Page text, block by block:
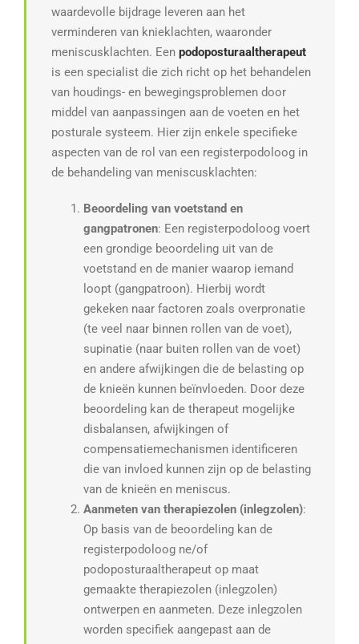
waardevolle bijdrage leveren aan het
verminderen van knieklachten, waaronder
meniscusklachten. Een podoposturaaltherapeut
is een specialist die zich richt op het behandelen
van houdings- en bewegingsproblemen door
middel van aanpassingen aan de voeten en het
posturale systeem. Hier zijn enkele specifieke
aspecten van de rol van een registerpodoloog in
de behandeling van meniscusklachten:
Beoordeling van voetstand en
gangpatronen: Een registerpodoloog voert
een grondige beoordeling uit van de
voetstand en de manier waarop iemand
loopt (gangpatroon). Hierbij wordt
gekeken naar factoren zoals overpronatie
(te veel naar binnen rollen van de voet),
supinatie (naar buiten rollen van de voet)
en andere afwijkingen die de belasting op
de knieën kunnen beïnvloeden. Door deze
beoordeling kan de therapeut mogelijke
disbalansen, afwijkingen of
compensatiemechanismen identificeren
die van invloed kunnen zijn op de belasting
van de knieën en meniscus.
Aanmeten van therapiezolen (inlegzolen):
Op basis van de beoordeling kan de
registerpodoloog ne/of
podoposturaaltherapeut op maat
gemaakte therapiezolen (inlegzolen)
ontwerpen en aanmeten. Deze inlegzolen
worden specifiek aangepast aan de